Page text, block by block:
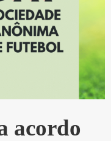
acordo